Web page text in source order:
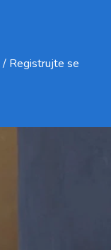
/ Registrujte se